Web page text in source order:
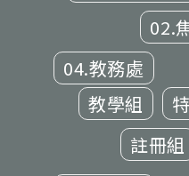
02.
04.教務處
教學組
註冊組